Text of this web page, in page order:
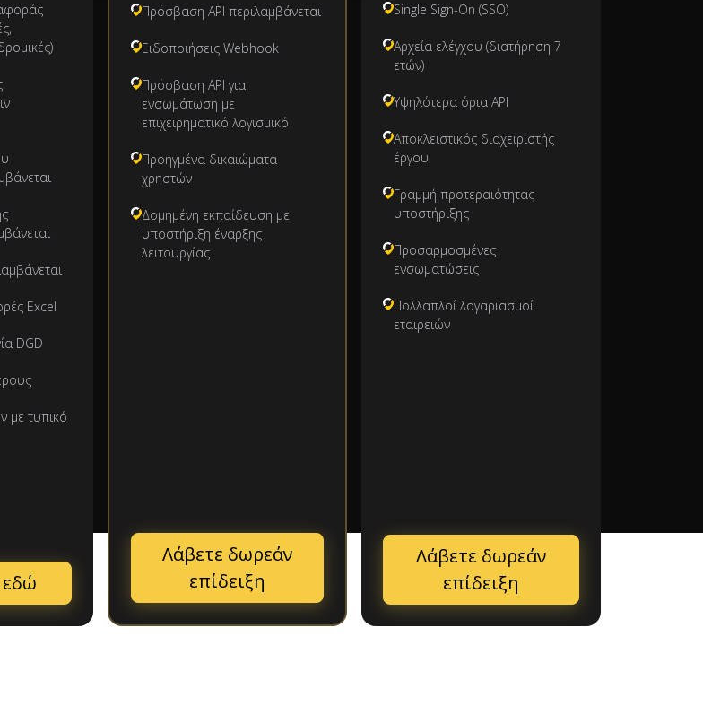
Excel
DGD
με τυπικό
εδώ
Πρόσβαση API περιλαμβάνεται
Ειδοποιήσεις Webhook
Πρόσβαση API για
ενσωμάτωση με
επιχειρηματικό λογισμικό
Προηγμένα δικαιώματα
χρηστών
Δομημένη εκπαίδευση με
υποστήριξη έναρξης
λειτουργίας
Λάβετε δωρεάν
επίδειξη
Single Sign-On (SSO)
Αρχεία ελέγχου (διατήρηση 7
ετών)
Υψηλότερα όρια API
Αποκλειστικός διαχειριστής
έργου
Γραμμή προτεραιότητας
υποστήριξης
Προσαρμοσμένες
ενσωματώσεις
Πολλαπλοί λογαριασμοί
εταιρειών
Λάβετε δωρεάν
επίδειξη